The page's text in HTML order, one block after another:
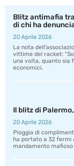
Blitz antimafia
di chi ha
20 Aprile 2026
La nota
vittime del racket:
una volta, quanto sia
economici.
Il blitz di
20 Aprile 2026
Pioggia di
ha portato a 32 fermi
mandamento